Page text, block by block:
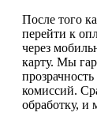
После того
перейти к
через
карту. Мы
комиссий.
обработку, и